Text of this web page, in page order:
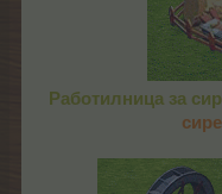
Работилница за